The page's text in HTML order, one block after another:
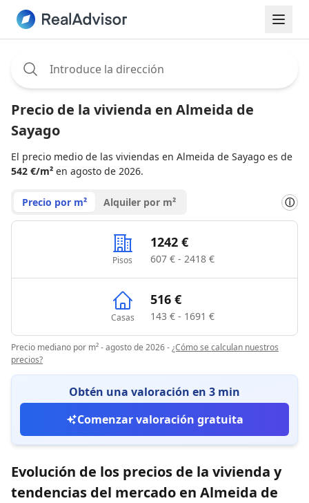
Precio de la vivienda en Almeida de
Sayago
El precio medio de las viviendas en Almeida de Sayago es de
542 €/m² en agosto de 2026.
Precio por m² Alquiler por m² ⓘ
Pisos
1242 €
607 € - 2418 €
Casas
516 €
143 € - 1691 €
Precio mediano por m² - agosto de 2026-¿Cómo se calculan nuestros
precios?
Obtén una valoración en 3 min
Comenzar valoración gratuita
Evolución de los precios de la vivienda y
tendencias del mercado en Almeida de